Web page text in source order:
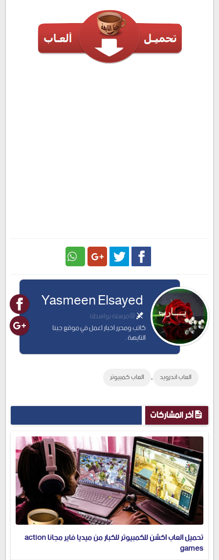
Plus
Yasmeen Elsayed
@مرسلة بواسطة
كاتب ومحرر اخبار اعمل في موقع جبنا
التايهة .
العاب اندرويد , العاب كمبيوتر
آخر المشاركات
تحميل العاب اكشن للكمبيوتر للكبار من ميديا فاير مجانا action
games